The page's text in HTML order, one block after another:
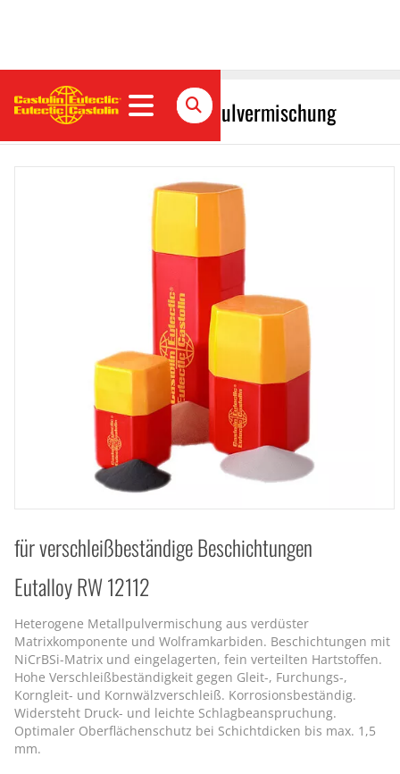
Eutalloy RW 12112 Metallpulvermischung
für verschleißbeständige Beschichtungen
Eutalloy RW 12112
Heterogene Metallpulvermischung aus verdüster
Matrixkomponente und Wolframkarbiden. Beschichtungen mit
NiCrBSi-Matrix und eingelagerten, fein verteilten Hartstoffen.
Hohe Verschleißbeständigkeit gegen Gleit-, Furchungs-,
Korngleit- und Kornwälzverschleiß. Korrosionsbeständig.
Widersteht Druck- und leichte Schlagbeanspruchung.
Optimaler Oberflächenschutz bei Schichtdicken bis max. 1,5
mm.